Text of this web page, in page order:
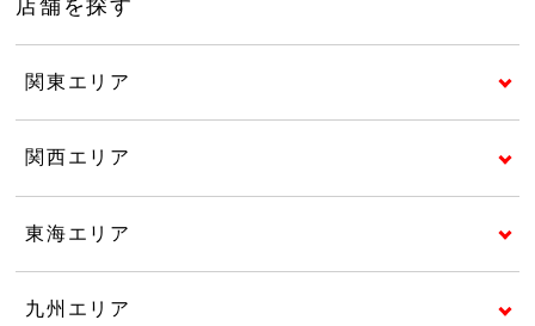
店舗を探す
関東エリア
関西エリア
東海エリア
九州エリア